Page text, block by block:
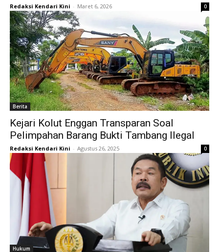
Redaksi Kendari Kini - Maret 6, 2026 0
Berita
Kejari Kolut Enggan Transparan Soal
Pelimpahan Barang Bukti Tambang Ilegal
Redaksi Kendari Kini - Agustus 26, 2025 0
Hukum